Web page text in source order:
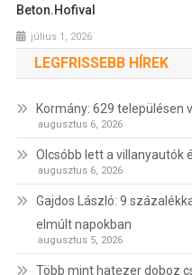
Beton.Hofival
július 1, 2026
LEGFRISSEBB HÍREK
Kormány: 629 településen
augusztus 6, 2026
Olcsóbb lett a villanyautók
augusztus 6, 2026
Gajdos László: 9
elmúlt napokban
augusztus 5, 2026
Több mint hatezer doboz